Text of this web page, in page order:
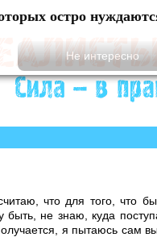
остро
что для того, что бы
не знаю, куда
я пытаюсь сам